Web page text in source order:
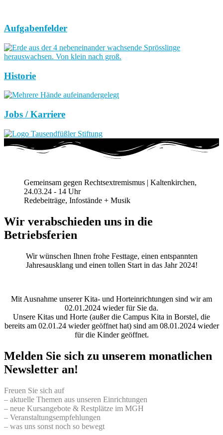
Aufgabenfelder
Historie
Jobs / Karriere
Gemeinsam gegen Rechtsextremismus | Kaltenkirchen,
24.03.24 - 14 Uhr
Redebeiträge, Infostände + Musik
Wir verabschieden uns in die
Betriebsferien
Wir wünschen Ihnen frohe Festtage, einen entspannten
Jahresausklang und einen tollen Start in das Jahr 2024!
Mit Ausnahme unserer Kita- und Horteinrichtungen sind wir am
02.01.2024 wieder für Sie da.
Unsere Kitas und Horte (außer die Campus Kita in Borstel, die
bereits am 02.01.24 wieder geöffnet hat) sind am 08.01.2024 wieder
für die Kinder geöffnet.
Melden Sie sich zu unserem monatlichen
Newsletter an!
Freuen Sie sich auf
– aktuelle Themen aus unseren Einrichtungen
– neue Kursangebote & Restplätze im MGH
– Veranstaltungsempfehlungen
– was uns sonst noch so bewegt